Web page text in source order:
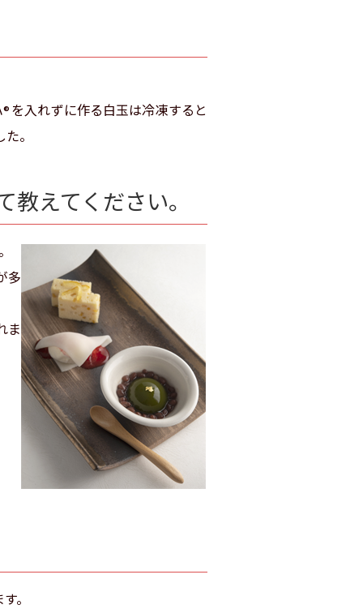
® を入れずに作る白玉は冷凍すると
。
えてください。
多
ま
。